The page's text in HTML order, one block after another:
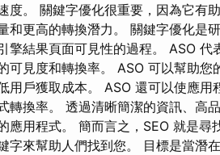
度。 關鍵字優化很重要，因為它有
和更高的轉換潛力。 關鍵字優化是
擎結果頁面可見性的過程。 ASO 代
可見度和轉換率。 ASO 可以幫助您
用戶獲取成本。 ASO 還可以使應用
轉換率。 透過清晰簡潔的資訊、高
應用程式。 簡而言之，SEO 就是尋
來幫助人們找到您。 目標是當潛